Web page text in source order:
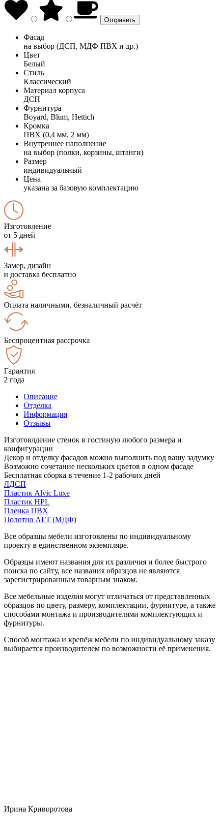
Фасад
на выбор (ДСП, МДФ ПВХ и др.)
Цвет
Белый
Стиль
Классический
Материал корпуса
ДСП
Фурнитура
Boyard, Blum, Hettich
Кромка
ПВХ (0,4 мм, 2 мм)
Внутреннее наполнение
на выбор (полки, корзины, штанги)
Размер
индивидуальный
Цена
указана за базовую комплектацию
Изготовление
от 5 дней
Замер, дизайн
и доставка бесплатно
Оплата наличными, безналичный расчёт
Беспроцентная рассрочка
Гарантия
2 года
Описание
Отделка
Информация
Отзывы
Изготовлдение стенок в гостиную любого размера и
конфигурации
Декор и отделку фасадов можно выполнить под вашу задумку
Возможно сочетание нескольких цветов в одном фасаде
Бесплатная сборка в течение 1-2 рабочих дней
ЛДСП
Пластик Alvic Luxe
Пластик HPL
Пленка ПВХ
Полотно АГТ (МДФ)
Все образцы мебели изготовлены по индивидуальному
проекту в единственном экземпляре.
Образцы имеют названия для их различия и более быстрого
поиска по сайту, все названия образцов не являются
зарегистрированным товарным знаком.
Все мебельные изделия могут отличаться от представленных
образцов по цвету, размеру, комплектации, фурнитуре, а также
способами монтажа и производителями комплектующих и
фурнитуры.
Способ монтажа и крепёж мебели по индивидуальному заказу
выбирается производителем по возможности её применения.
Ирина Криворотова